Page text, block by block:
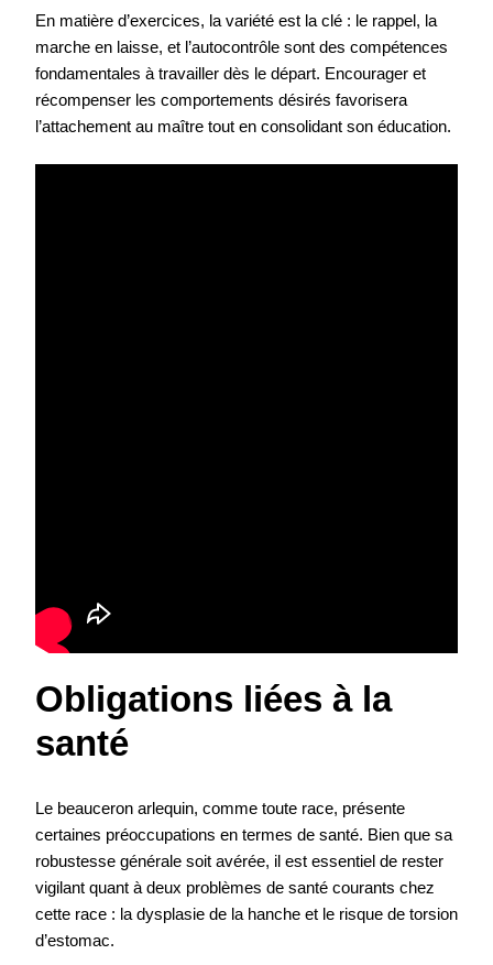
En matière d’exercices, la variété est la clé : le rappel, la
marche en laisse, et l’autocontrôle sont des compétences
fondamentales à travailler dès le départ. Encourager et
récompenser les comportements désirés favorisera
l’attachement au maître tout en consolidant son éducation.
Obligations liées à la
santé
Le beauceron arlequin, comme toute race, présente
certaines préoccupations en termes de santé. Bien que sa
robustesse générale soit avérée, il est essentiel de rester
vigilant quant à deux problèmes de santé courants chez
cette race : la dysplasie de la hanche et le risque de torsion
d’estomac.